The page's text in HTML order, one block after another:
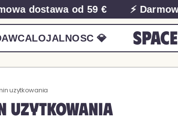
dostawa od 59 € ⚡
LOJALNOSC 💎
uzytkowania
uzytkowania